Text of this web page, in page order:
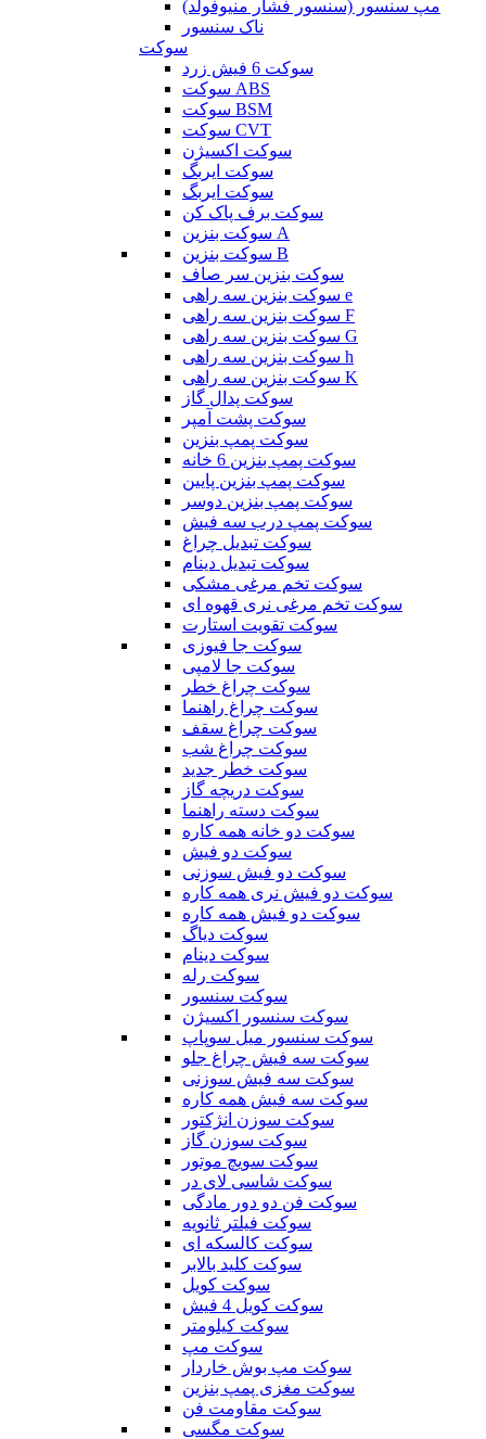
مپ سنسور (سنسور فشار منیوفولد)
ناک سنسور
سوکت
سوکت 6 فیش زرد
سوکت ABS
سوکت BSM
سوکت CVT
سوکت اکسیژن
سوکت ایربگ
سوکت ایربگ
سوکت برف پاک کن
سوکت بنزین A
سوکت بنزین B
سوکت بنزین سر صاف
سوکت بنزین سه راهی e
سوکت بنزین سه راهی F
سوکت بنزین سه راهی G
سوکت بنزین سه راهی h
سوکت بنزین سه راهی K
سوکت پدال گاز
سوکت پشت آمپر
سوکت پمپ بنزین
سوکت پمپ بنزین 6 خانه
سوکت پمپ بنزین پایین
سوکت پمپ بنزین دوسر
سوکت پمپ درب سه فیش
سوکت تبدیل چراغ
سوکت تبدیل دینام
سوکت تخم مرغی مشکی
سوکت تخم مرغی نری قهوه ای
سوکت تقویت استارت
سوکت جا فیوزی
سوکت جا لامپی
سوکت چراغ خطر
سوکت چراغ راهنما
سوکت چراغ سقف
سوکت چراغ شب
سوکت خطر جدید
سوکت دریچه گاز
سوکت دسته راهنما
سوکت دو خانه همه کاره
سوکت دو فیش
سوکت دو فیش سوزنی
سوکت دو فیش نری همه کاره
سوکت دو فیش همه کاره
سوکت دیاگ
سوکت دینام
سوکت رله
سوکت سنسور
سوکت سنسور اکسیژن
سوکت سنسور میل سوپاپ
سوکت سه فیش چراغ جلو
سوکت سه فیش سوزنی
سوکت سه فیش همه کاره
سوکت سوزن انژکتور
سوکت سوزن گاز
سوکت سویچ موتور
سوکت شاسی لای در
سوکت فن دو دور مادگی
سوکت فیلتر ثانویه
سوکت کالسکه ای
سوکت کلید بالابر
سوکت کویل
سوکت کویل 4 فیش
سوکت کیلومتر
سوکت مپ
سوکت مپ بوش خاردار
سوکت مغزی پمپ بنزین
سوکت مقاومت فن
سوکت مگسی